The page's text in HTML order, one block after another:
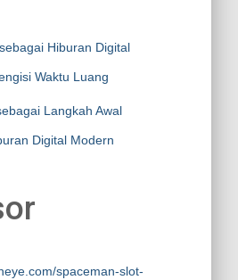
Hiburan Digital
Waktu Luang
Langkah Awal
Digital Modern
spaceman-slot-